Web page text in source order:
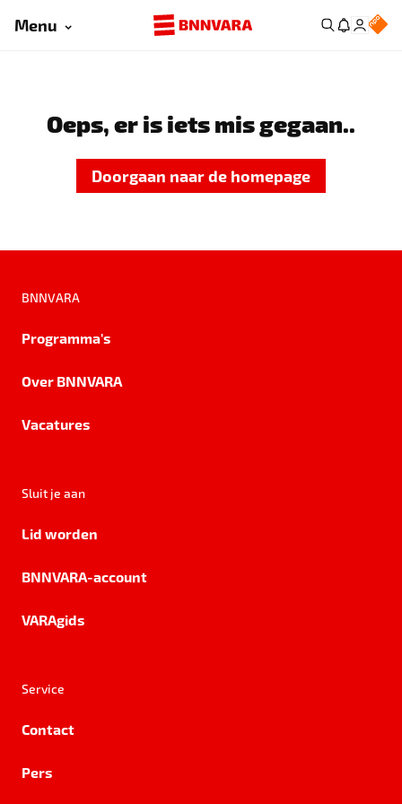
Menu
Oeps, er is iets mis gegaan..
Doorgaan naar de homepage
BNNVARA
Programma's
Over BNNVARA
Vacatures
Sluit je aan
Lid worden
BNNVARA-account
VARAgids
Service
Contact
Pers